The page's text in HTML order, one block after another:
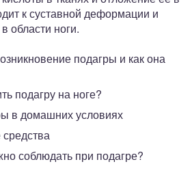
к суставной деформации и
области ноги.
подагры и как она
подагру на ноге?
в домашних условиях
соблюдать при подагре?